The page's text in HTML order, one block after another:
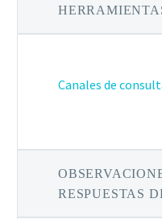
Canales de
RESPUESTAS